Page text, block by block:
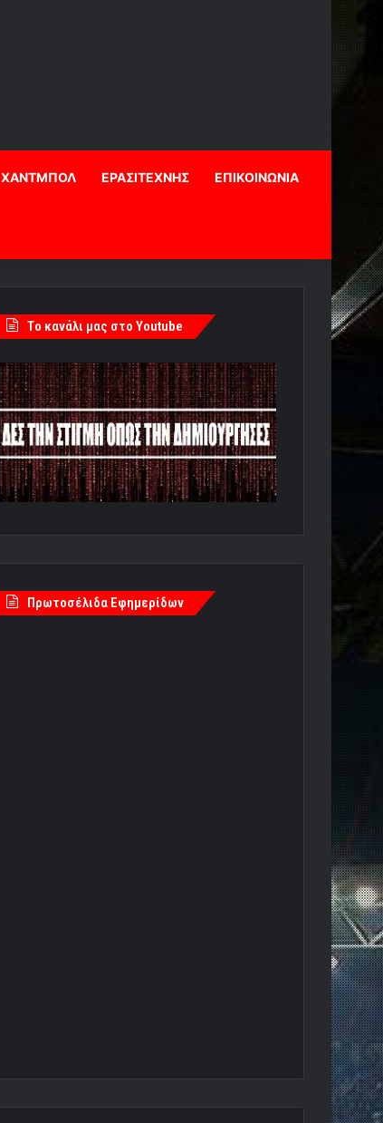
ΧΑΝΤΜΠΟΛ ΕΡΑΣΙΤΕΧΝΗΣ ΕΠΙΚΟΙΝΩΝΙΑ
Tο κανάλι μας στο Youtube
Πρωτοσέλιδα Εφημερίδων